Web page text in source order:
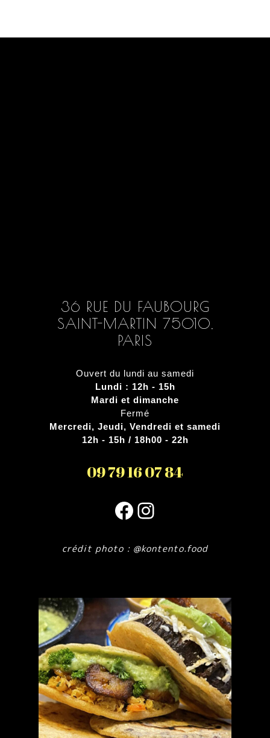
36 RUE DU FAUBOURG
SAINT-MARTIN 75010,
PARIS
Ouvert du lundi au samedi
Lundi : 12h - 15h
Mardi et dimanche
Fermé
Mercredi, Jeudi, Vendredi et samedi
12h - 15h / 18h00 - 22h
09 79 16 07 84
Facebook
crédit photo : @kontento.food